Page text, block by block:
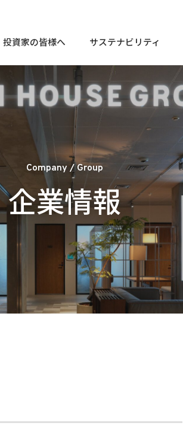
投資家の皆様へ
個人投資家の皆様へ
業績・財務情報
株式・社債情報
IRライブラリ
サステナビリティ
トップメッセージ
サステナビリティ
マテリアリティ
社会課題解決に貢献する商品
会社概要
コンプライアンスに関する
相談・通報窓口
経営⽅針
業績・財務情報
株式・社債情報
IRライブラリ
サステナビリティ
マテリアリティ
社会課題解決に貢献する商品
トップメッセージ
役員一覧
お客様相談窓口
相談・通報窓口
Company / Group
企業情報